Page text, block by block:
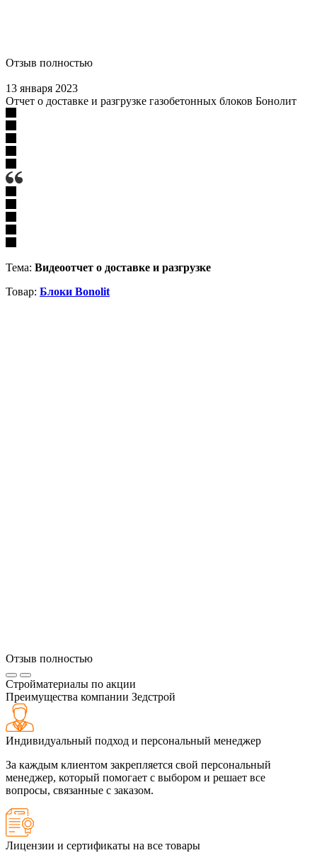
Отзыв полностью
13 января 2023
Отчет о доставке и разгрузке газобетонных блоков Бонолит
Тема: Видеоотчет о доставке и разгрузке
Товар: Блоки Bonolit
Отзыв полностью
Стройматериалы по акции
Преимущества компании Зедстрой
Индивидуальный подход и персональный менеджер
За каждым клиентом закрепляется свой персональный
менеджер, который помогает с выбором и решает все
вопросы, связанные с заказом.
Лицензии и сертификаты на все товары